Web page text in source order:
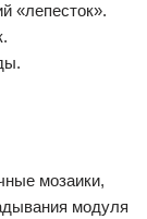
«лепесток».
мозаики,
модуля